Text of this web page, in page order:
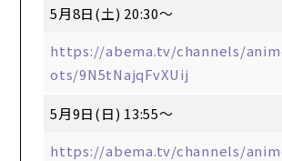
5月8日(土) 20:30～
https://abema.tv/channels/
ots/9N5tNajqFvXUij
5月9日(日) 13:55～
https://abema.tv/channels/